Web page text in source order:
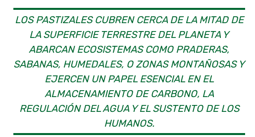
LOS PASTIZALES CUBREN CERCA DE LA MITAD DE
LA SUPERFICIE TERRESTRE DEL PLANETA Y
ABARCAN ECOSISTEMAS COMO PRADERAS,
SABANAS, HUMEDALES, O ZONAS MONTAÑOSAS Y
EJERCEN UN PAPEL ESENCIAL EN EL
ALMACENAMIENTO DE CARBONO, LA
REGULACIÓN DEL AGUA Y EL SUSTENTO DE LOS
HUMANOS.